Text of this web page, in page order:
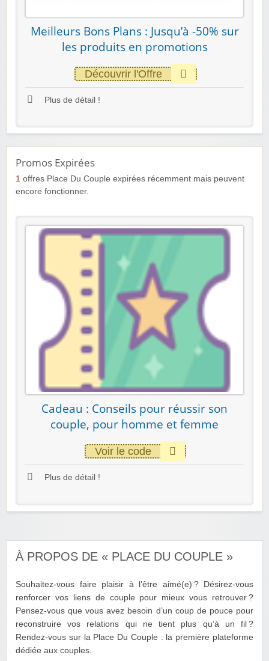
Meilleurs Bons Plans : Jusqu’à -50% sur
les produits en promotions
Découvrir l'Offre
Plus de détail !
Promos Expirées
1 offres Place Du Couple expirées récemment mais peuvent
encore fonctionner.
Cadeau : Conseils pour réussir son
couple, pour homme et femme
Voir le code
Plus de détail !
À PROPOS DE « PLACE DU COUPLE »
Souhaitez-vous faire plaisir à l’être aimé(e) ? Désirez-vous
renforcer vos liens de couple pour mieux vous retrouver ?
Pensez-vous que vous avez besoin d’un coup de pouce pour
reconstruire vos relations qui ne tient plus qu’à un fil ?
Rendez-vous sur la Place Du Couple : la première plateforme
dédiée aux couples.